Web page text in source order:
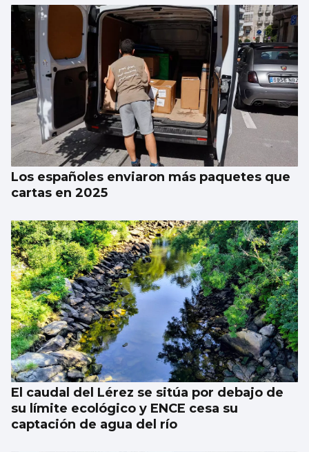
Juan de Castro: “No festival tentamos un
equilibrio entre calidade e informalidade”
Los españoles enviaron más paquetes que
cartas en 2025
El caudal del Lérez se sitúa por debajo de
su límite ecológico y ENCE cesa su
captación de agua del río